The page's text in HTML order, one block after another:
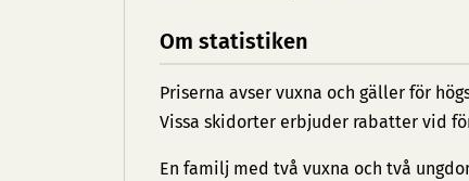
Om statistiken
Priserna avser vuxna och gäller för
Vissa skidorter erbjuder rabatter vid
En familj med två vuxna och två